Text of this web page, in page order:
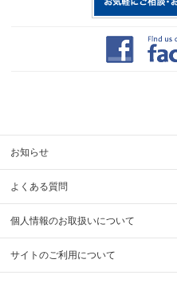
お知らせ
よくある質問
個人情報のお取扱いについて
サイトのご利用について